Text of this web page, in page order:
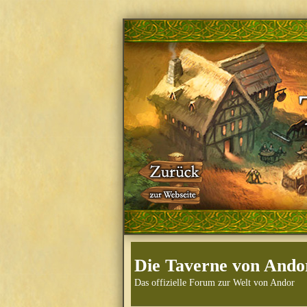
Die Taverne von
Das offizielle Forum zur Welt von Andor